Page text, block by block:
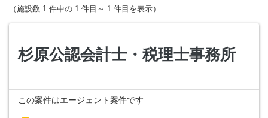
（施設数 1 件中の 1 件目～ 1 件目を表示）
杉原公認会計士・税理士事務所
この案件はエージェント案件です